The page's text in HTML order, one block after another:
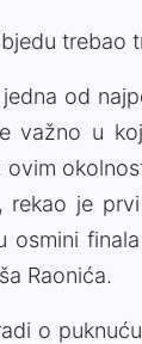
trebao
od
važno u
ovim
rekao je
osmini
Raonića.
o